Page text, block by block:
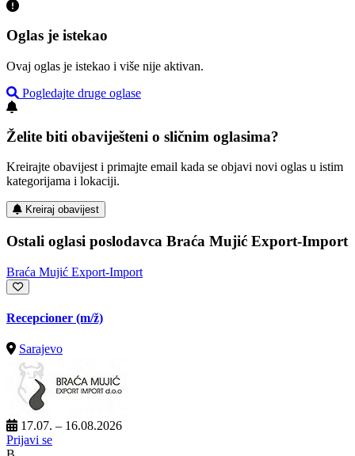
Oglas je istekao
Ovaj oglas je istekao i više nije aktivan.
Pogledajte druge oglase
Želite biti obaviješteni o sličnim oglasima?
Kreirajte obavijest i primajte email kada se objavi novi oglas u istim
kategorijama i lokaciji.
Kreiraj obavijest
Ostali oglasi poslodavca Braća Mujić Export-Import
Braća Mujić Export-Import
Recepcioner (m/ž)
Sarajevo
17.07. – 16.08.2026
Prijavi se